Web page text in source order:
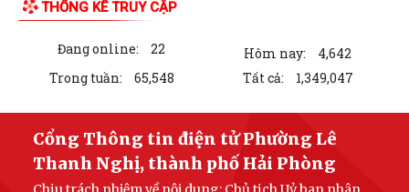
ĐẨY MẠNH TUYÊN TRUYỀN CÔNG TÁC DÂN SỐ TRONG TÌNH HÌNH MỚI
KIẾN ĐỐI VỚI NHIỀU NỘI DUNG TRỌNG TÂM VỀ...
Nghị quyết Về di dời cư dân kết hợp với chỉnh trang đô thị và cải tạo,
xây dựng lại chung cư cũ,...
LIÊN KẾT WEB SITE